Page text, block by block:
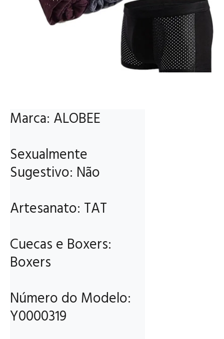
Marca: ALOBEE
Sexualmente
Sugestivo: Não
Artesanato: TAT
Cuecas e Boxers:
Boxers
Número do Modelo:
Y0000319